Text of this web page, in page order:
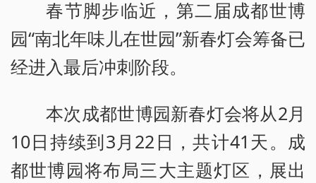
春节脚步临近，第二届成都世博
园“南北年味儿在世园”新春灯会筹备已
经进入最后冲刺阶段。
本次成都世博园新春灯会将从2月
10日持续到3月22日，共计41天。成
都世博园将布局三大主题灯区，展出